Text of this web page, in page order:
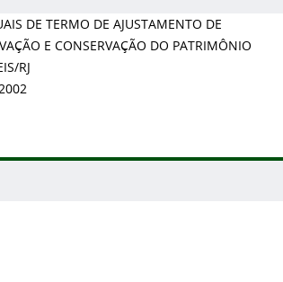
DE TERMO DE AJUSTAMENTO DE
E CONSERVAÇÃO DO PATRIMÔNIO
RJ